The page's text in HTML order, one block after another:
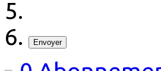
Envoyer